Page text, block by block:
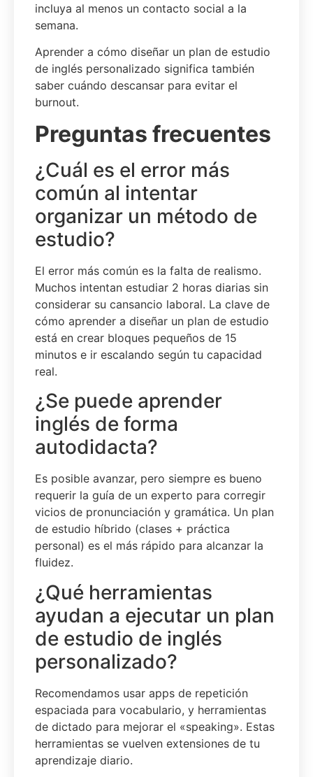
incluya al menos un contacto social a la
semana.
Aprender a cómo diseñar un plan de estudio
de inglés personalizado significa también
saber cuándo descansar para evitar el
burnout.
Preguntas frecuentes
¿Cuál es el error más
común al intentar
organizar un método de
estudio?
El error más común es la falta de realismo.
Muchos intentan estudiar 2 horas diarias sin
considerar su cansancio laboral. La clave de
cómo aprender a diseñar un plan de estudio
está en crear bloques pequeños de 15
minutos e ir escalando según tu capacidad
real.
¿Se puede aprender
inglés de forma
autodidacta?
Es posible avanzar, pero siempre es bueno
requerir la guía de un experto para corregir
vicios de pronunciación y gramática. Un plan
de estudio híbrido (clases + práctica
personal) es el más rápido para alcanzar la
fluidez.
¿Qué herramientas
ayudan a ejecutar un plan
de estudio de inglés
personalizado?
Recomendamos usar apps de repetición
espaciada para vocabulario, y herramientas
de dictado para mejorar el «speaking». Estas
herramientas se vuelven extensiones de tu
aprendizaje diario.